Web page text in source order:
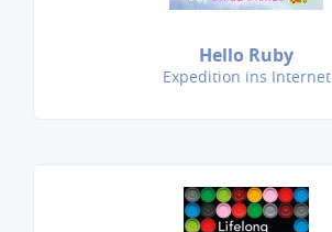
Hello Ruby
Expedition ins Internet